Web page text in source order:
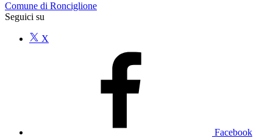
Comune di Ronciglione
Seguici su
X
Facebook